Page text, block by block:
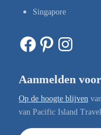
Singapore
Facebook Pinterest Instagram
Aanmelden
Op de hoogte blijven
van Pacific Island